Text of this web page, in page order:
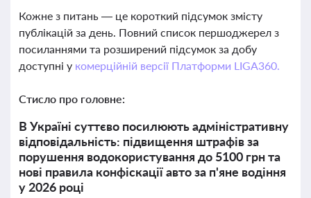
Кожне з питань — це короткий підсумок змісту
публікацій за день. Повний список першоджерел з
посиланнями та розширений підсумок за добу
доступні у комерційній версії Платформи LIGA360.
Стисло про головне:
В Україні суттєво посилюють адміністративну
відповідальність: підвищення штрафів за
порушення водокористування до 5100 грн та
нові правила конфіскації авто за п'яне водіння
у 2026 році